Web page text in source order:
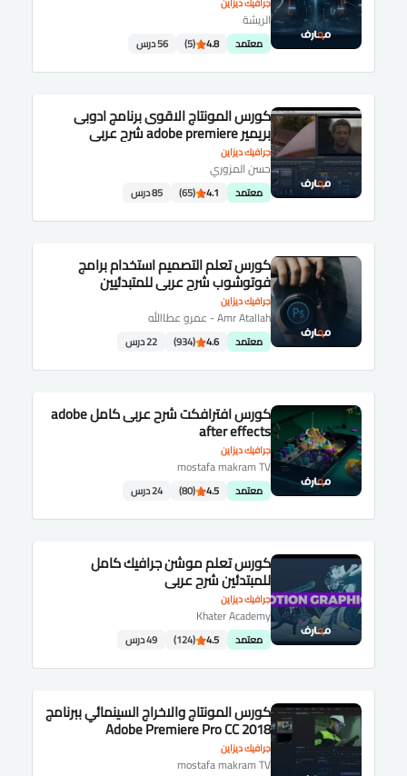
الريشة
معتمد 4.8
(5) 56 درس
جرافيك ديزاين
كورس المونتاج الاقوى برنامج ادوبى
بريمير adobe premiere شرح عربى
حسن المزوري
معتمد 4.1
(65) 85 درس
جرافيك ديزاين
كورس تعلم التصميم استخدام برامج
فوتوشوب شرح عربى للمتبدئيين
Amr Atallah - عمرو عطاالله
معتمد 4.6
(934) 22 درس
جرافيك ديزاين
كورس افترافكت شرح عربى كامل adobe
after effects
mostafa makram TV
معتمد 4.5
(80) 24 درس
جرافيك ديزاين
كورس تعلم موشن جرافيك كامل
للمبتدئين شرح عربى
Khater Academy
معتمد 4.5
(124) 49 درس
جرافيك ديزاين
كورس المونتاج والاخراج السينمائي ببرنامج
Adobe Premiere Pro CC 2018
mostafa makram TV